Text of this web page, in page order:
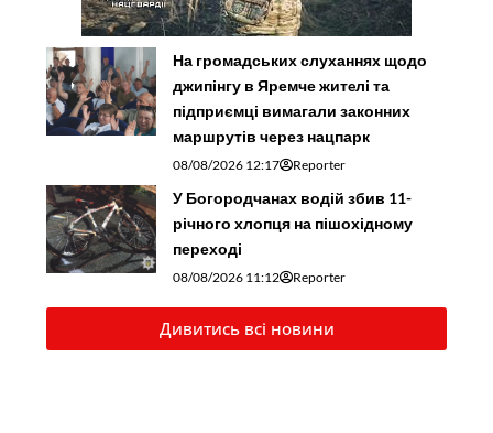
На громадських слуханнях щодо
джипінгу в Яремче житeлі та
підприємці вимагали законних
маршрутів через нацпарк
08/08/2026 12:17 Reporter
У Богородчанах водій збив 11-
річного хлопця на пішохідному
переході
08/08/2026 11:12 Reporter
Дивитись всі новини